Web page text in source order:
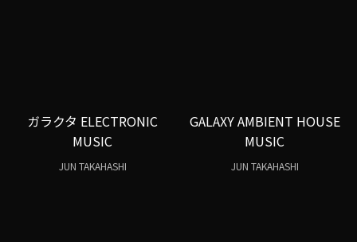
ガラクタ ELECTRONIC
MUSIC
JUN TAKAHASHI
GALAXY AMBIENT HOUSE
MUSIC
JUN TAKAHASHI